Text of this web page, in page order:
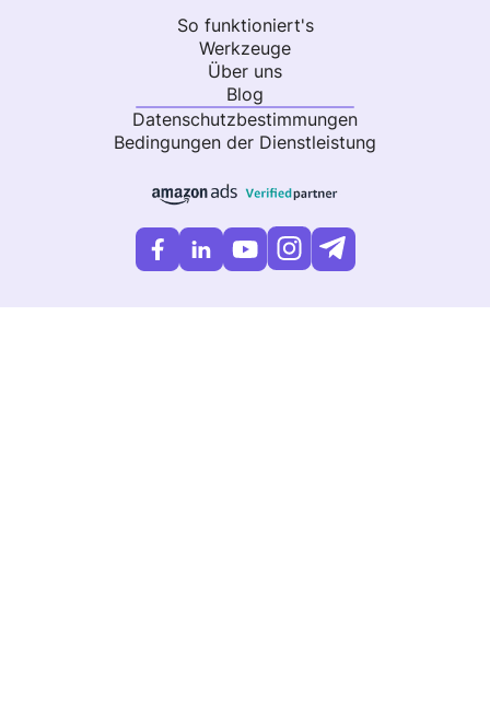
So funktioniert's
Werkzeuge
Über uns
Blog
Datenschutzbestimmungen
Bedingungen der Dienstleistung